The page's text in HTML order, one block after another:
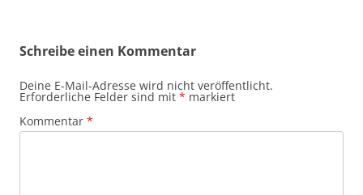
Schreibe einen Kommentar
Deine E-Mail-Adresse wird nicht veröffentlicht.
Erforderliche Felder sind mit * markiert
Kommentar *